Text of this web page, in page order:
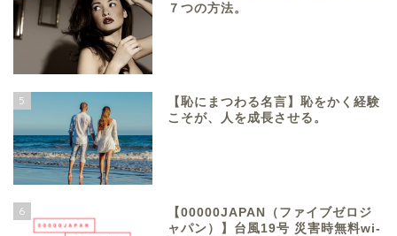
７つの方法。
5
【恥にまつわる名言】恥をかく経験
こそが、人を成長させる。
6
【00000JAPAN（ファイブゼロジ
ャパン）】台風19号 災害時無料wi-